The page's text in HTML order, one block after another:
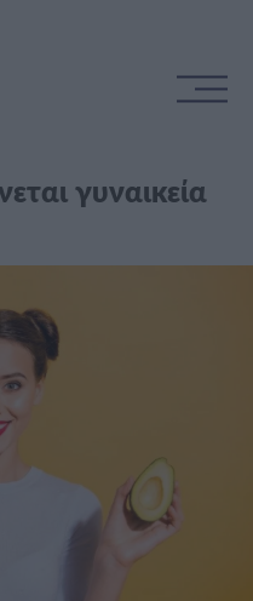
γυναικεία